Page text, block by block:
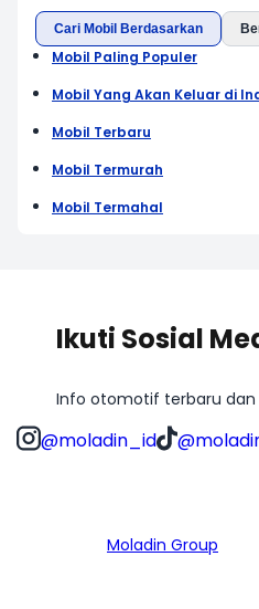
Cari Mobil Berdasarkan
Mobil Paling Populer
Mobil Yang Akan Keluar di
Mobil Terbaru
Mobil Termurah
Mobil Termahal
Ikuti Sosial
Info otomotif terbaru dan
@moladin_id
Moladin Group